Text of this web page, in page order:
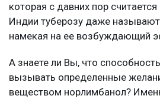
которая с давних пор
Индии туберозу даже
намекая на ее возбуждающий
А знаете ли Вы, что
вызывать определенные
веществом норлимбанол?